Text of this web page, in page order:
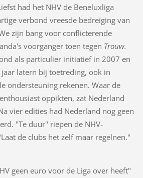
had het NHV de Beneluxliga
verbond vreesde bedreiging van
zijn bang voor conflicterende
voorganger toen tegen Trouw.
als particulier initiatief in 2007 en
latern bij toetreding, ook in
ondersteuning rekenen. Waar de
oppikten, zat Nederland
vier edities had Nederland nog geen
"Te duur" riepen de NHV-
de clubs het zelf maar regelnen."
geen euro voor de Liga over heeft"